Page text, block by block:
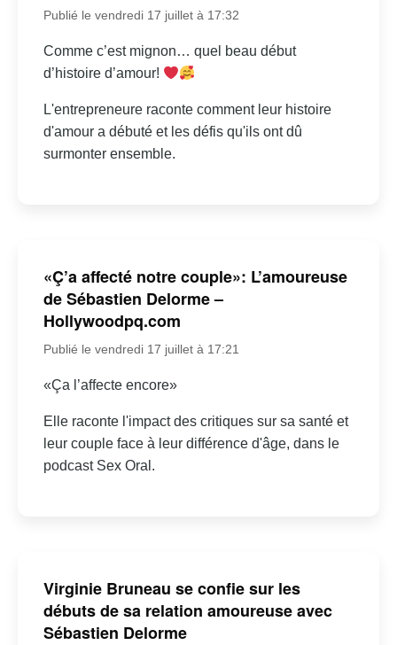
Publié le vendredi 17 juillet à 17:32
Comme c’est mignon… quel beau début
d’histoire d’amour!
L'entrepreneure raconte comment leur histoire
d'amour a débuté et les défis qu'ils ont dû
surmonter ensemble.
«Ç’a affecté notre couple»: L’amoureuse
de Sébastien Delorme –
Hollywoodpq.com
Publié le vendredi 17 juillet à 17:21
«Ça l’affecte encore»
Elle raconte l'impact des critiques sur sa santé et
leur couple face à leur différence d'âge, dans le
podcast Sex Oral.
Virginie Bruneau se confie sur les
débuts de sa relation amoureuse avec
Sébastien Delorme